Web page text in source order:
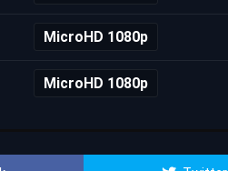
MicroHD 1080p
MicroHD 1080p